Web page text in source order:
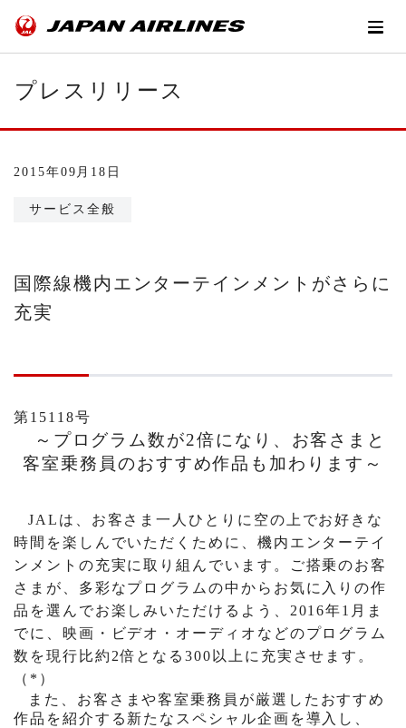
プレスリリース
2015年09月18日
サービス全般
国際線機内エンターテインメントがさらに
充実
第15118号
～プログラム数が2倍になり、お客さまと
客室乗務員のおすすめ作品も加わります～
JAL は、お客さま一人ひとりに空の上でお好きな
時間を楽しんでいただくために、機内エンターテイ
ンメントの充実に取り組んでいます。ご搭乗のお客
さまが、多彩なプログラムの中からお気に入りの作
品を選んでお楽しみいただけるよう、 2016年1 月ま
でに、 映画・ビデオ・オーディオなどのプログラム
数を現行比約 2倍となる300 以上に充実させます。
（ * ）
また、お客さまや客室乗務員が厳選したおすすめ
作品を紹介する新たなスペシャル企画を導入し、